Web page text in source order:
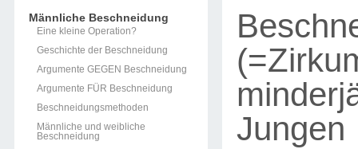
Männliche Beschneidung
Eine kleine Operation?
Geschichte der Beschneidung
Argumente GEGEN Beschneidung
Argumente FÜR Beschneidung
Beschneidungsmethoden
Männliche und weibliche
Beschneidung
Jungen